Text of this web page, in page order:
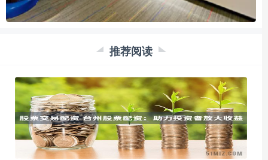
推荐阅读